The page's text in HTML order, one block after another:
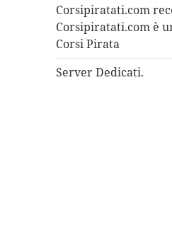
Corsipiratati.com
Corsipiratati.com è
Corsi Pirata
Server Dedicati.